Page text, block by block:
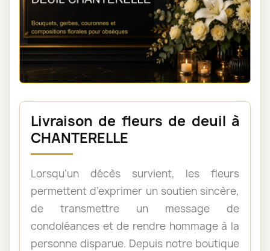
Livraison de fleurs de deuil à
CHANTERELLE
Lorsqu’un décès survient, les fleurs
permettent d’exprimer un soutien sincère,
de transmettre un message de
condoléances et de rendre hommage à la
personne disparue. Depuis notre boutique